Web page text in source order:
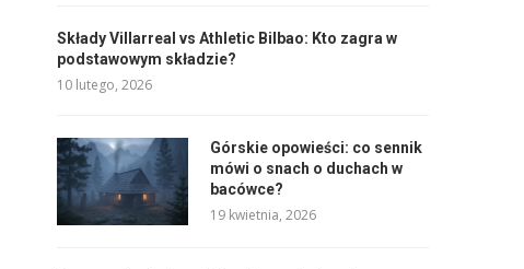
Składy Villarreal vs Athletic Bilbao: Kto zagra w
podstawowym składzie?
10 lutego, 2026
Górskie opowieści: co sennik
mówi o snach o duchach w
bacówce?
19 kwietnia, 2026